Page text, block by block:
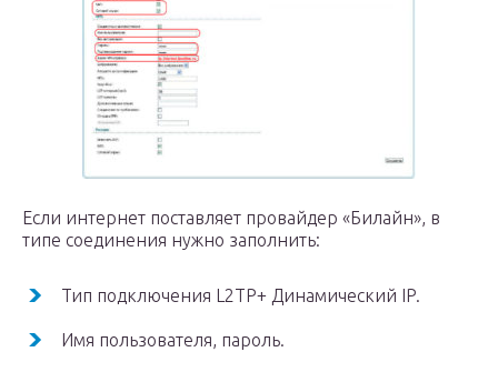
Если интернет поставляет провайдер «Билайн», в
типе соединения нужно заполнить:
Тип подключения L2TP+ Динамический IP.
Имя пользователя, пароль.